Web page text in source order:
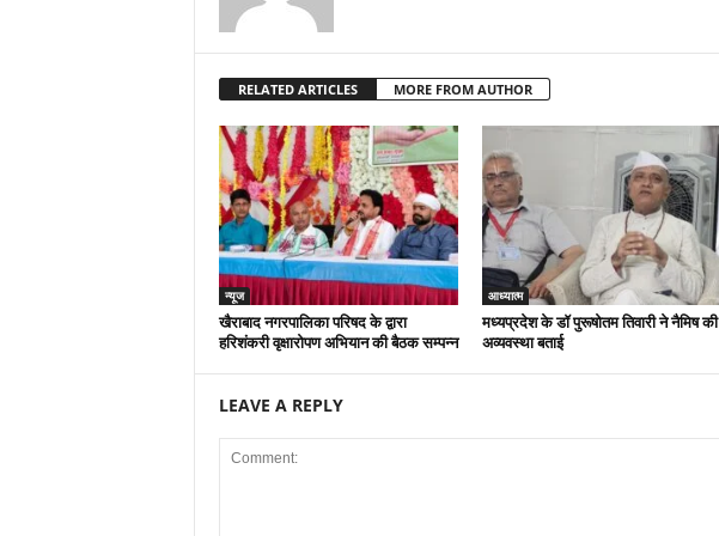
RELATED ARTICLES MORE FROM AUTHOR
न्यूज
खैराबाद नगरपालिका परिषद के द्वारा
हरिशंकरी वृक्षारोपण अभियान की बैठक सम्पन्न
आध्यात्म
मध्यप्रदेश के डॉ पुरूषोतम तिवारी ने नैमिष की
अव्यवस्था बताई
LEAVE A REPLY